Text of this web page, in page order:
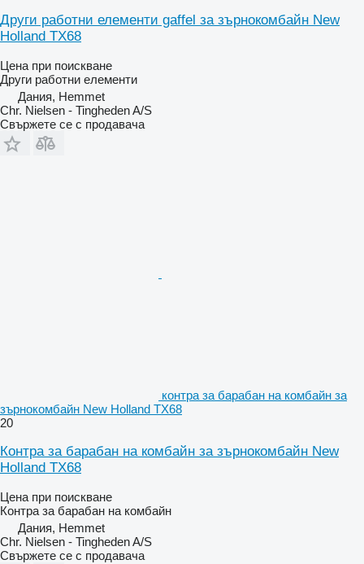
Други работни елементи gaffel за зърнокомбайн New
Holland TX68
Цена при поискване
Други работни елементи
Дания, Hemmet
Chr. Nielsen - Tingheden A/S
Свържете се с продавача
контра за барабан на комбайн за
зърнокомбайн New Holland TX68
20
Контра за барабан на комбайн за зърнокомбайн New
Holland TX68
Цена при поискване
Контра за барабан на комбайн
Дания, Hemmet
Chr. Nielsen - Tingheden A/S
Свържете се с продавача